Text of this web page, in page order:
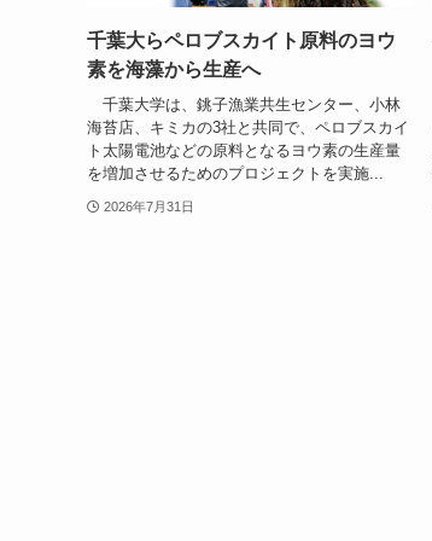
千葉大らペロブスカイト原料のヨウ
素を海藻から生産へ
千葉大学は、銚子漁業共生センター、小林
海苔店、キミカの3社と共同で、ペロブスカイ
ト太陽電池などの原料となるヨウ素の生産量
を増加させるためのプロジェクトを実施...
2026年7月31日